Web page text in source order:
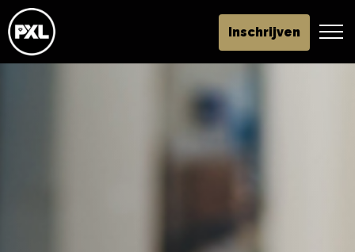
Inschrijven